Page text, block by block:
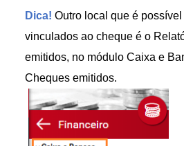
Dica! Outro local que é
vinculados ao cheque é o
emitidos, no módulo Caixa e
Cheques emitidos.